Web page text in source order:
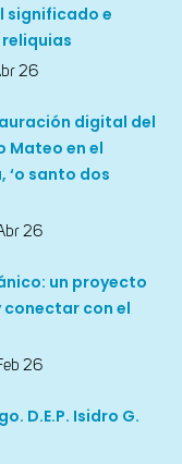
significado e
26
digital del
Mateo en el
‘o santo dos
26
un proyecto
con el
26
D.E.P. Isidro G.